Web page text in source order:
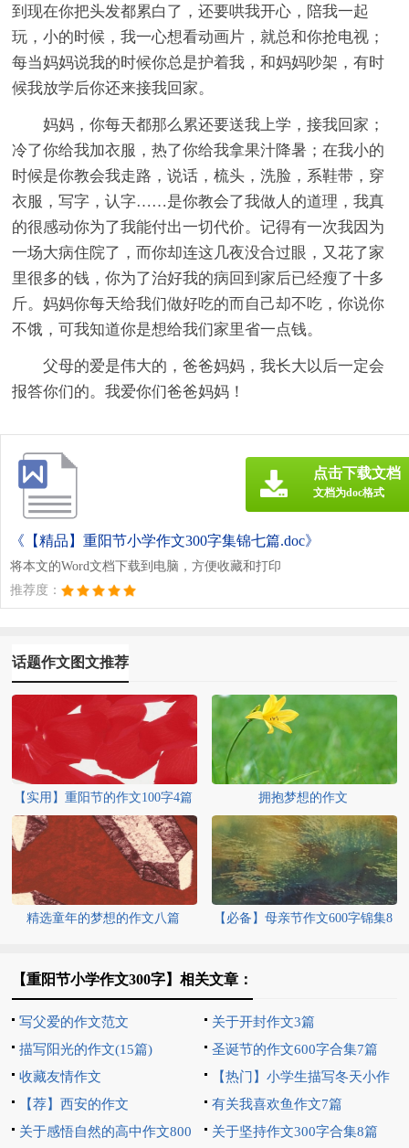
到现在你把头发都累白了，还要哄我开心，陪我一起
玩，小的时候，我一心想看动画片，就总和你抢电视；
每当妈妈说我的时候你总是护着我，和妈妈吵架，有时
候我放学后你还来接我回家。
妈妈，你每天都那么累还要送我上学，接我回家；
冷了你给我加衣服，热了你给我拿果汁降暑；在我小的
时候是你教会我走路，说话，梳头，洗脸，系鞋带，穿
衣服，写字，认字……是你教会了我做人的道理，我真
的很感动你为了我能付出一切代价。记得有一次我因为
一场大病住院了，而你却连这几夜没合过眼，又花了家
里很多的钱，你为了治好我的病回到家后已经瘦了十多
斤。妈妈你每天给我们做好吃的而自己却不吃，你说你
不饿，可我知道你是想给我们家里省一点钱。
父母的爱是伟大的，爸爸妈妈，我长大以后一定会
报答你们的。我爱你们爸爸妈妈！
《【精品】重阳节小学作文300字集锦七篇.doc》
将本文的Word文档下载到电脑，方便收藏和打印
推荐度：
点击下载文档
文档为doc格式
话题作文图文推荐
【实用】重阳节的作文100字4篇 拥抱梦想的作文
精选童年的梦想的作文八篇
【必备】母亲节作文600字锦集8
【重阳节小学作文300字】相关文章：
写父爱的作文范文
关于开封作文3篇
描写阳光的作文(15篇)
圣诞节的作文600字合集7篇
收藏友情作文
【热门】小学生描写冬天小作
文400字四篇
【荐】西安的作文
有关我喜欢鱼作文7篇
关于感悟自然的高中作文800
关于坚持作文300字合集8篇